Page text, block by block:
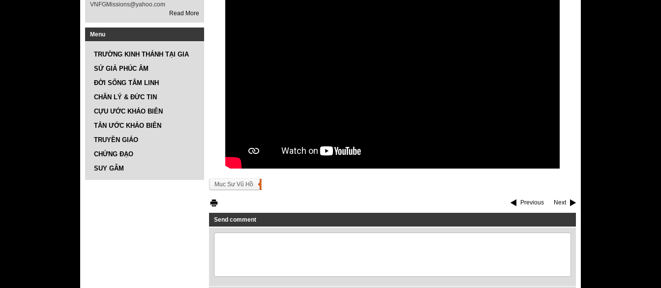
VNFGMissions@yahoo.com
Read More
Menu
TRƯỜNG KINH THÁNH TẠI GIA
SỨ GIẢ PHÚC ÂM
ĐỜI SỐNG TÂM LINH
CHÂN LÝ & ĐỨC TIN
CỰU ƯỚC KHẢO BIÊN
TÂN ƯỚC KHẢO BIÊN
TRUYỀN GIÁO
CHỨNG ĐẠO
SUY GẪM
Muc Sư Vũ Hồ
Previous Next
Send comment